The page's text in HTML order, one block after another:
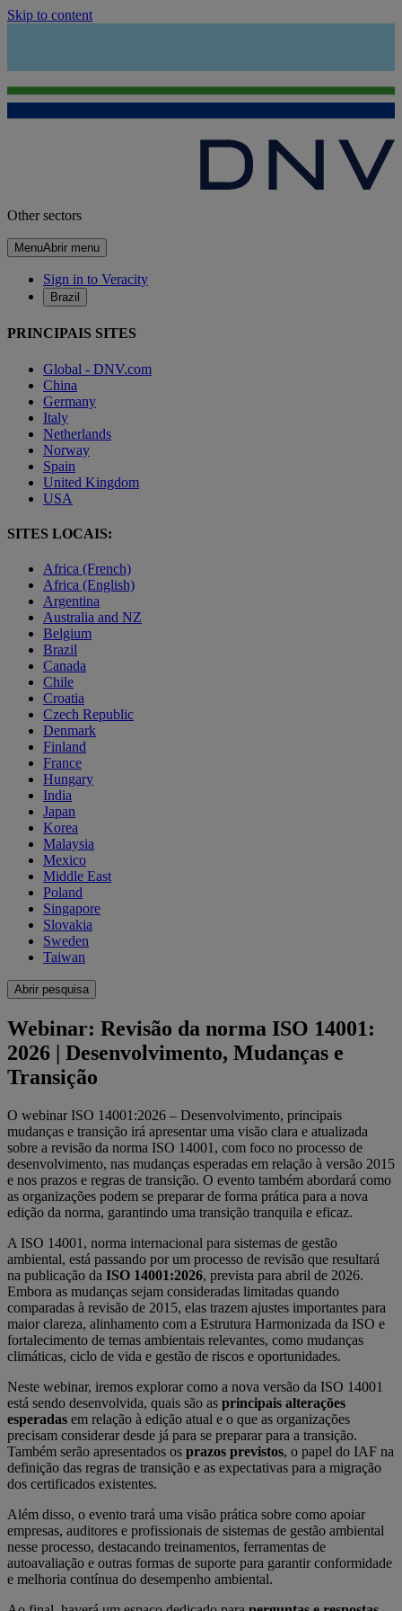
Skip to content
Other sectors
MenuAbrir menu
Sign in to Veracity
Brazil
PRINCIPAIS SITES
Global - DNV.com
China
Germany
Italy
Netherlands
Norway
Spain
United Kingdom
USA
SITES LOCAIS:
Africa (French)
Africa (English)
Argentina
Australia and NZ
Belgium
Brazil
Canada
Chile
Croatia
Czech Republic
Denmark
Finland
France
Hungary
India
Japan
Korea
Malaysia
Mexico
Middle East
Poland
Singapore
Slovakia
Sweden
Taiwan
Abrir pesquisa
Webinar: Revisão da norma ISO 14001:
2026 | Desenvolvimento, Mudanças e
Transição
O webinar ISO 14001:2026 – Desenvolvimento, principais
mudanças e transição irá apresentar uma visão clara e atualizada
sobre a revisão da norma ISO 14001, com foco no processo de
desenvolvimento, nas mudanças esperadas em relação à versão 2015
e nos prazos e regras de transição. O evento também abordará como
as organizações podem se preparar de forma prática para a nova
edição da norma, garantindo uma transição tranquila e eficaz.
A ISO 14001, norma internacional para sistemas de gestão
ambiental, está passando por um processo de revisão que resultará
na publicação da ISO 14001:2026, prevista para abril de 2026.
Embora as mudanças sejam consideradas limitadas quando
comparadas à revisão de 2015, elas trazem ajustes importantes para
maior clareza, alinhamento com a Estrutura Harmonizada da ISO e
fortalecimento de temas ambientais relevantes, como mudanças
climáticas, ciclo de vida e gestão de riscos e oportunidades.
Neste webinar, iremos explorar como a nova versão da ISO 14001
está sendo desenvolvida, quais são as principais alterações
esperadas em relação à edição atual e o que as organizações
precisam considerar desde já para se preparar para a transição.
Também serão apresentados os prazos previstos, o papel do IAF na
definição das regras de transição e as expectativas para a migração
dos certificados existentes.
Além disso, o evento trará uma visão prática sobre como apoiar
empresas, auditores e profissionais de sistemas de gestão ambiental
nesse processo, destacando treinamentos, ferramentas de
autoavaliação e outras formas de suporte para garantir conformidade
e melhoria contínua do desempenho ambiental.